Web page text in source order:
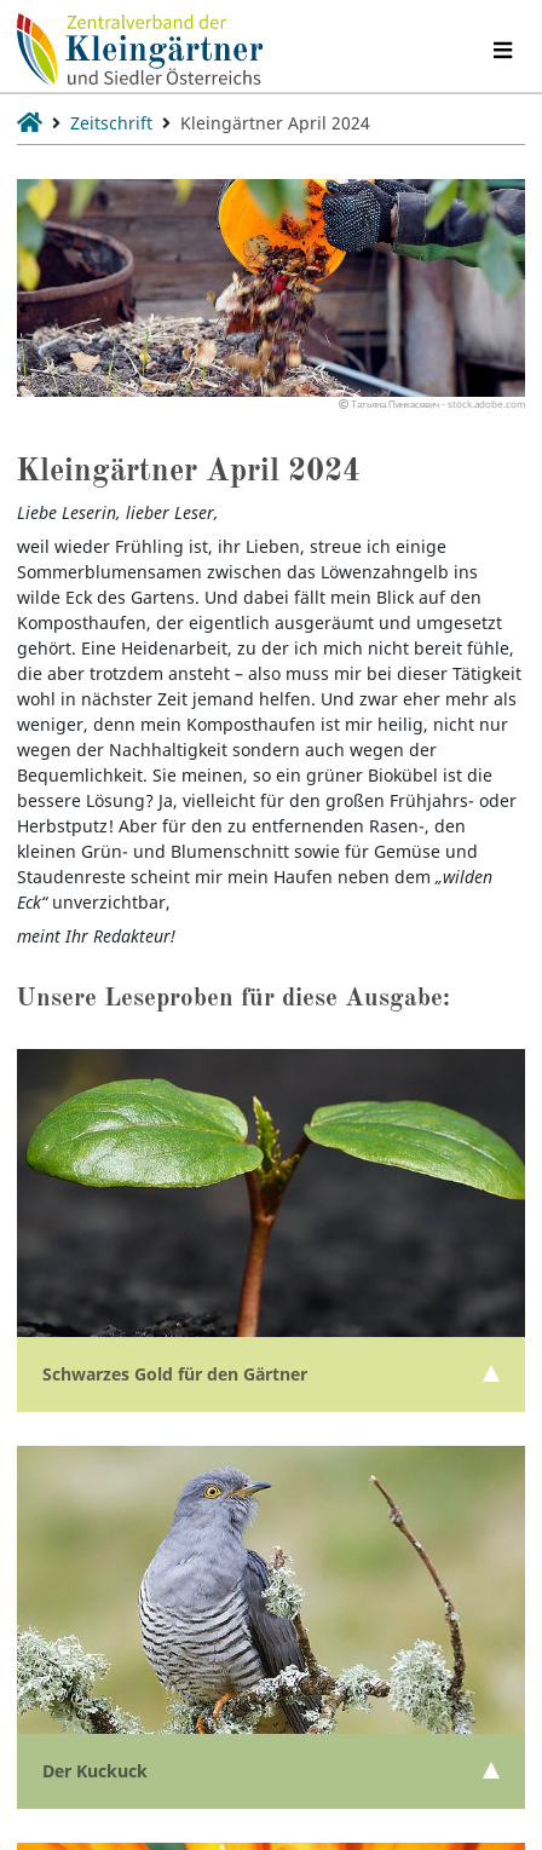
Zeitschrift Kleingärtner April 2024
Татьяна Пинкасевич - stock.adobe.com
Kleingärtner April 2024
Liebe Leserin, lieber Leser,
weil wieder Frühling ist, ihr Lieben, streue ich einige
Sommerblumensamen zwischen das Löwenzahngelb ins
wilde Eck des Gartens. Und dabei fällt mein Blick auf den
Komposthaufen, der eigentlich ausgeräumt und umgesetzt
gehört. Eine Heidenarbeit, zu der ich mich nicht bereit fühle,
die aber trotzdem ansteht – also muss mir bei dieser Tätigkeit
wohl in nächster Zeit jemand helfen. Und zwar eher mehr als
weniger, denn mein Komposthaufen ist mir heilig, nicht nur
wegen der Nachhaltigkeit sondern auch wegen der
Bequemlichkeit. Sie meinen, so ein grüner Biokübel ist die
bessere Lösung? Ja, vielleicht für den großen Frühjahrs- oder
Herbstputz! Aber für den zu entfernenden Rasen-, den
kleinen Grün- und Blumenschnitt sowie für Gemüse und
Staudenreste scheint mir mein Haufen neben dem „wilden
Eck“unverzichtbar,
meint Ihr Redakteur!
Unsere Leseproben für diese Ausgabe:
Schwarzes Gold für den Gärtner
Der Kuckuck